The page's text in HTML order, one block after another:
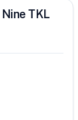
TKL